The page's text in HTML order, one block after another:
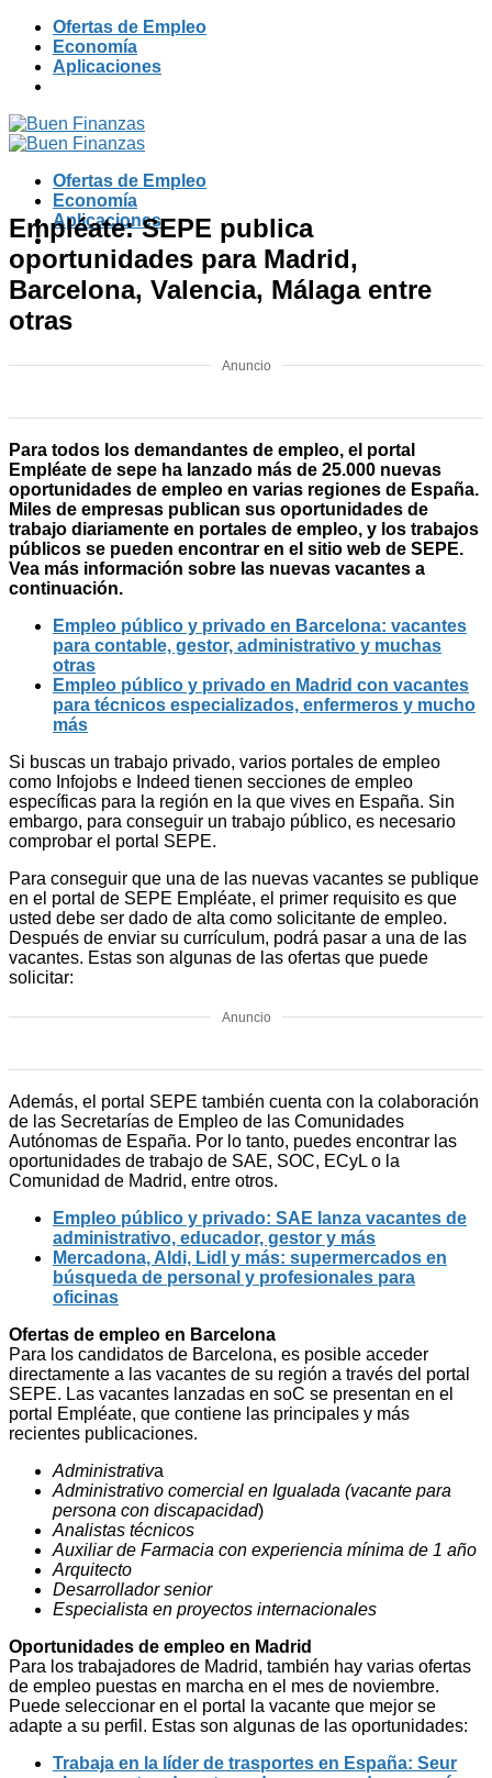
Skip
content
Ofertas de Empleo
Economía
Aplicaciones
Ofertas de Empleo
Economía
Aplicaciones
Empléate: SEPE publica
oportunidades para Madrid,
Barcelona, Valencia, Málaga entre
otras
Anuncio
Para todos los demandantes de empleo, el portal
Empléate de sepe ha lanzado más de 25.000 nuevas
oportunidades de empleo en varias regiones de España.
Miles de empresas publican sus oportunidades de
trabajo diariamente en portales de empleo, y los trabajos
públicos se pueden encontrar en el sitio web de SEPE.
Vea más información sobre las nuevas vacantes a
continuación.
Empleo público y privado en Barcelona: vacantes
para contable, gestor, administrativo y muchas
otras
Empleo público y privado en Madrid con vacantes
para técnicos especializados, enfermeros y mucho
más
Si buscas un trabajo privado, varios portales de empleo
como Infojobs e Indeed tienen secciones de empleo
específicas para la región en la que vives en España. Sin
embargo, para conseguir un trabajo público, es necesario
comprobar el portal SEPE.
Para conseguir que una de las nuevas vacantes se publique
en el portal de SEPE Empléate, el primer requisito es que
usted debe ser dado de alta como solicitante de empleo.
Después de enviar su currículum, podrá pasar a una de las
vacantes. Estas son algunas de las ofertas que puede
solicitar:
Anuncio
Además, el portal SEPE también cuenta con la colaboración
de las Secretarías de Empleo de las Comunidades
Autónomas de España. Por lo tanto, puedes encontrar las
oportunidades de trabajo de SAE, SOC, ECyL o la
Comunidad de Madrid, entre otros.
Empleo público y privado: SAE lanza vacantes de
administrativo, educador, gestor y más
Mercadona, Aldi, Lidl y más: supermercados en
búsqueda de personal y profesionales para
oficinas
Ofertas de empleo en Barcelona
Para los candidatos de Barcelona, es posible acceder
directamente a las vacantes de su región a través del portal
SEPE. Las vacantes lanzadas en soC se presentan en el
portal Empléate, que contiene las principales y más
recientes publicaciones.
Administrativa
Administrativo comercial en Igualada (vacante para
persona con discapacidad)
Analistas técnicos
Auxiliar de Farmacia con experiencia mínima de 1 año
Arquitecto
Desarrollador senior
Especialista en proyectos internacionales
Oportunidades de empleo en Madrid
Para los trabajadores de Madrid, también hay varias ofertas
de empleo puestas en marcha en el mes de noviembre.
Puede seleccionar en el portal la vacante que mejor se
adapte a su perfil. Estas son algunas de las oportunidades:
Trabaja en la líder de trasportes en España: Seur